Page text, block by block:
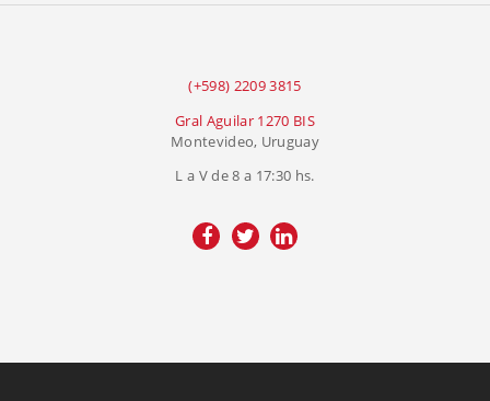
(+598) 2209 3815
Gral Aguilar 1270 BIS
Montevideo, Uruguay
L a V de 8 a 17:30 hs.